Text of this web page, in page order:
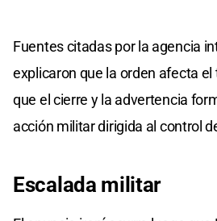
Fuentes citadas por la agencia
explicaron que la orden afecta
que el cierre y la advertencia
acción militar dirigida al control
Escalada militar